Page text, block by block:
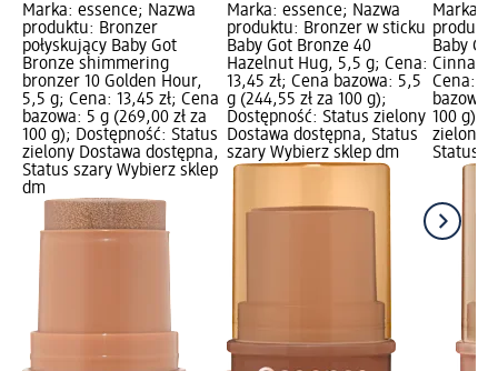
Marka: essence; Nazwa
produktu: Bronzer
połyskujący Baby Got
Bronze shimmering
bronzer 10 Golden Hour,
5,5 g; Cena: 13,45 zł; Cena
bazowa: 5 g (269,00 zł za
100 g); Dostępność: Status
zielony Dostawa dostępna,
Status szary Wybierz sklep
dm
Marka: essence; Nazwa
produktu: Bronzer w sticku
Baby Got Bronze 40
Hazelnut Hug, 5,5 g; Cena:
13,45 zł; Cena bazowa: 5,5
g (244,55 zł za 100 g);
Dostępność: Status zielony
Dostawa dostępna, Status
szary Wybierz sklep dm
Marka:
Baby
Cena:
bazowa:
100 g);
zielony
Status